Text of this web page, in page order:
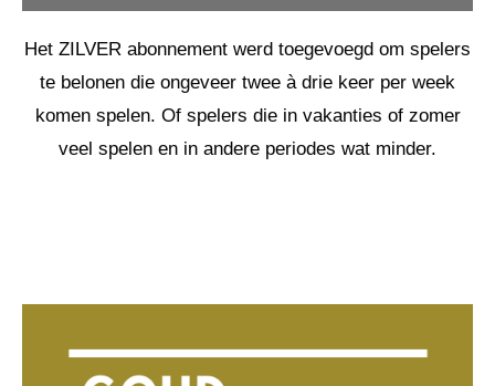
Het ZILVER abonnement werd toegevoegd om spelers
te belonen die ongeveer twee à drie keer per week
komen spelen. Of spelers die in vakanties of zomer
veel spelen en in andere periodes wat minder.